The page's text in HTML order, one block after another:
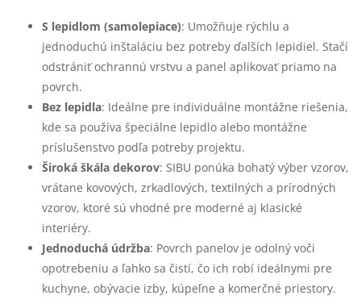
S lepidlom (samolepiace): Umožňuje rýchlu a
jednoduchú inštaláciu bez potreby ďalších lepidiel. Stačí
odstrániť ochrannú vrstvu a panel aplikovať priamo na
povrch.
Bez lepidla: Ideálne pre individuálne montážne riešenia,
kde sa používa špeciálne lepidlo alebo montážne
príslušenstvo podľa potreby projektu.
Široká škála dekorov: SIBU ponúka bohatý výber vzorov,
vrátane kovových, zrkadlových, textilných a prírodných
vzorov, ktoré sú vhodné pre moderné aj klasické
interiéry.
Jednoduchá údržba: Povrch panelov je odolný voči
opotrebeniu a ľahko sa čistí, čo ich robí ideálnymi pre
kuchyne, obývacie izby, kúpeľne a komerčné priestory.